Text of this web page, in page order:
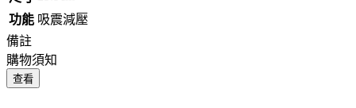
功能 吸震減壓
備註
購物須知
查看